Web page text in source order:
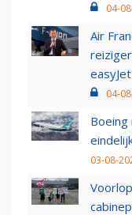
04-
Air
easyJet
04-
Boeing
03-08-